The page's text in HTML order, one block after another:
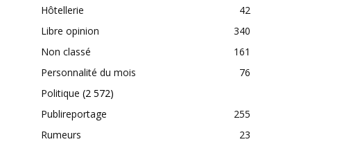
Hôtellerie
42
Libre opinion
340
Non classé
161
Personnalité du mois
76
Politique (2 572)
Publireportage
255
Rumeurs
23